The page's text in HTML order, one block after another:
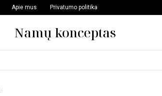
Apie mus Privatumo politika
Namų konceptas